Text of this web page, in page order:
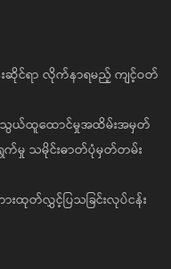
ဆိုင်ရာ လိုက်နာရမည့် ကျင့်ဝတ်
က်သွယ်ထူထောင်မှုအထိမ်းအမှတ်
င်ရွက်မှု သမိုင်းဓာတ်ပုံမှတ်တမ်း
တ်လွှင့်ပြသခြင်းလုပ်ငန်း